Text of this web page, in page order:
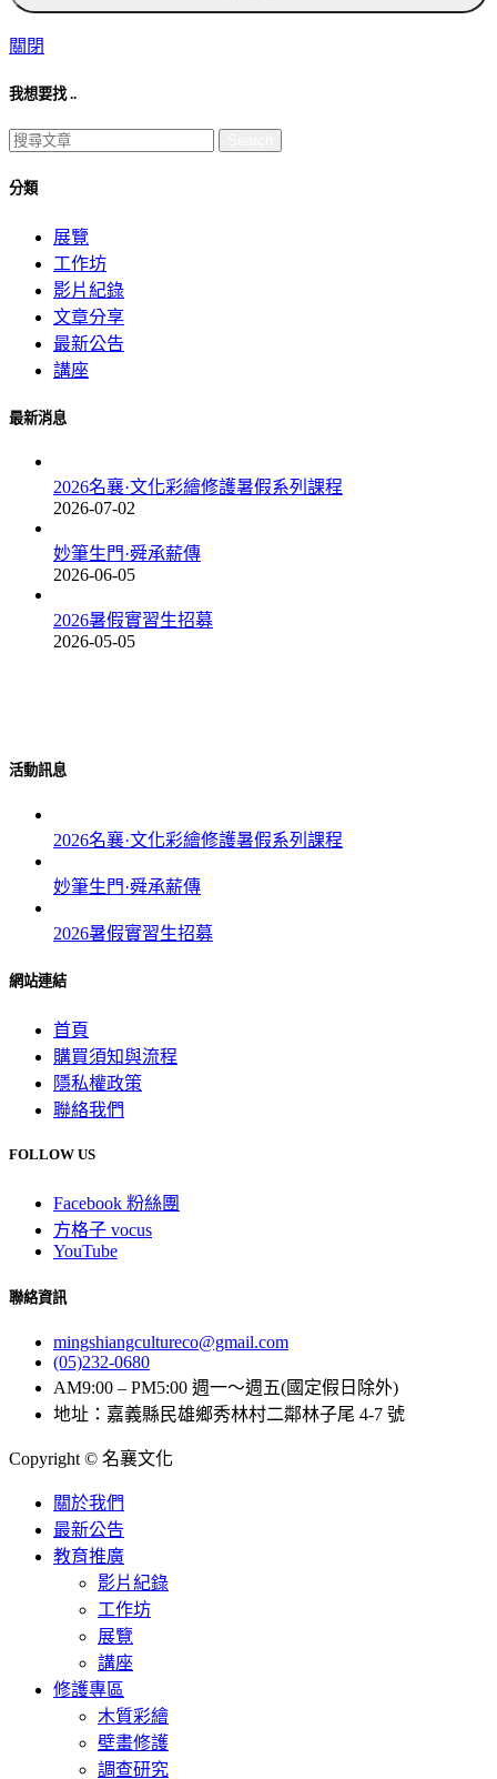
關閉
我想要找 ..
分類
展覽
工作坊
影片紀錄
文章分享
最新公告
講座
最新消息
2026名襄·文化彩繪修護暑假系列課程
2026-07-02
妙筆生門·舜承薪傳
2026-06-05
2026暑假實習生招募
2026-05-05
活動訊息
2026名襄·文化彩繪修護暑假系列課程
妙筆生門·舜承薪傳
2026暑假實習生招募
網站連結
首頁
購買須知與流程
隱私權政策
聯絡我們
FOLLOW US
Facebook 粉絲團
方格子 vocus
YouTube
聯絡資訊
mingshiangcultureco@gmail.com
(05)232-0680
AM9:00 – PM5:00 週一～週五(國定假日除外)
地址：嘉義縣民雄鄉秀林村二鄰林子尾 4-7 號
Copyright © 名襄文化
關於我們
最新公告
教育推廣
影片紀錄
工作坊
展覽
講座
修護專區
木質彩繪
壁畫修護
調查研究